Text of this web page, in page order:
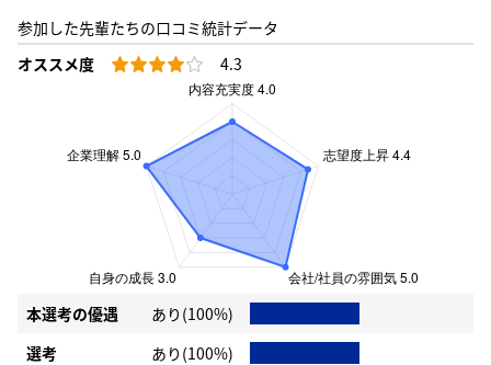
参加した先輩たちの口コミ統計データ
オススメ度
4.3
本選考の優遇
あり(100%)
選考
あり(100%)